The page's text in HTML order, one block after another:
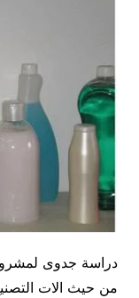
دراسة جدوى
من حيث الات